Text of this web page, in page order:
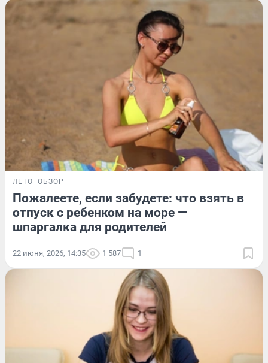
ЛЕТО ОБЗОР
Пожалеете, если забудете: что взять в
отпуск с ребенком на море —
шпаргалка для родителей
22 июня, 2026, 14:35 1 587 1